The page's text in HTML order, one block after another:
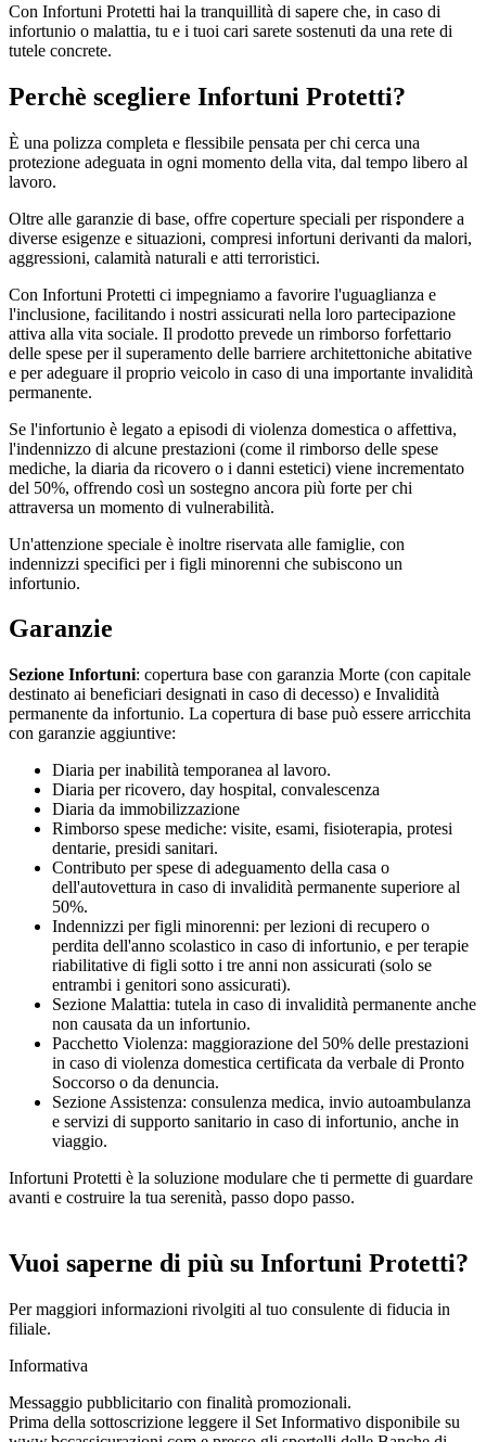
Con Infortuni Protetti hai la tranquillità di sapere che, in caso di
infortunio o malattia, tu e i tuoi cari sarete sostenuti da una rete di
tutele concrete.
Perchè scegliere Infortuni Protetti?
È una polizza completa e flessibile pensata per chi cerca una
protezione adeguata in ogni momento della vita, dal tempo libero al
lavoro.
Oltre alle garanzie di base, offre coperture speciali per rispondere a
diverse esigenze e situazioni, compresi infortuni derivanti da malori,
aggressioni, calamità naturali e atti terroristici.
Con Infortuni Protetti ci impegniamo a favorire l'uguaglianza e
l'inclusione, facilitando i nostri assicurati nella loro partecipazione
attiva alla vita sociale. Il prodotto prevede un rimborso forfettario
delle spese per il superamento delle barriere architettoniche abitative
e per adeguare il proprio veicolo in caso di una importante invalidità
permanente.
Se l'infortunio è legato a episodi di violenza domestica o affettiva,
l'indennizzo di alcune prestazioni (come il rimborso delle spese
mediche, la diaria da ricovero o i danni estetici) viene incrementato
del 50%, offrendo così un sostegno ancora più forte per chi
attraversa un momento di vulnerabilità.
Un'attenzione speciale è inoltre riservata alle famiglie, con
indennizzi specifici per i figli minorenni che subiscono un
infortunio.
Garanzie
Sezione Infortuni: copertura base con garanzia Morte (con capitale
destinato ai beneficiari designati in caso di decesso) e Invalidità
permanente da infortunio. La copertura di base può essere arricchita
con garanzie aggiuntive:
Diaria per inabilità temporanea al lavoro.
Diaria per ricovero, day hospital, convalescenza
Diaria da immobilizzazione
Rimborso spese mediche: visite, esami, fisioterapia, protesi
dentarie, presidi sanitari.
Contributo per spese di adeguamento della casa o
dell'autovettura in caso di invalidità permanente superiore al
50%.
Indennizzi per figli minorenni: per lezioni di recupero o
perdita dell'anno scolastico in caso di infortunio, e per terapie
riabilitative di figli sotto i tre anni non assicurati (solo se
entrambi i genitori sono assicurati).
Sezione Malattia: tutela in caso di invalidità permanente anche
non causata da un infortunio.
Pacchetto Violenza: maggiorazione del 50% delle prestazioni
in caso di violenza domestica certificata da verbale di Pronto
Soccorso o da denuncia.
Sezione Assistenza: consulenza medica, invio autoambulanza
e servizi di supporto sanitario in caso di infortunio, anche in
viaggio.
Infortuni Protetti è la soluzione modulare che ti permette di guardare
avanti e costruire la tua serenità, passo dopo passo.
Vuoi saperne di più su Infortuni Protetti?
Per maggiori informazioni rivolgiti al tuo consulente di fiducia in
filiale.
Informativa
Messaggio pubblicitario con finalità promozionali.
Prima della sottoscrizione leggere il Set Informativo disponibile su